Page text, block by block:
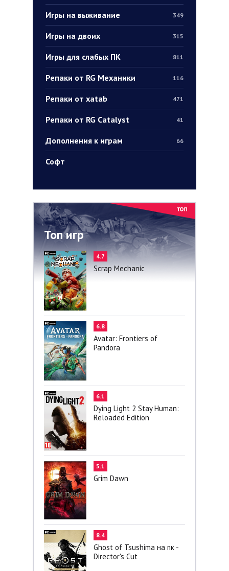
Игры на выживание 349
Игры на двоих 315
Игры для слабых ПК 811
Репаки от RG Механики 116
Репаки от xatab 471
Репаки от RG Catalyst 41
Дополнения к играм 66
Софт
Топ игр
4.7
Scrap Mechanic
6.8
Avatar: Frontiers of
Pandora
6.1
Dying Light 2 Stay Human:
Reloaded Edition
5.1
Grim Dawn
8.4
Ghost of Tsushima на пк -
Director's Cut